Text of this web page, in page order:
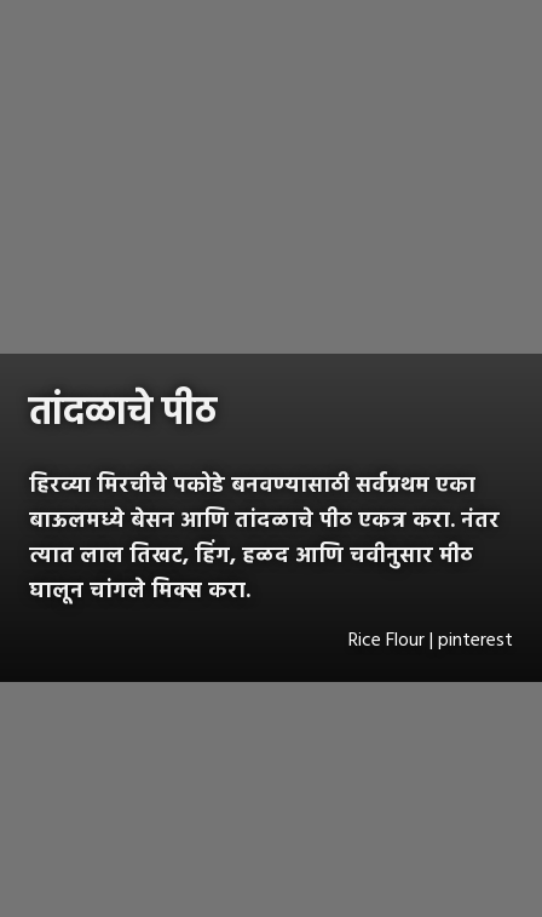
तांदळाचे पीठ
हिरव्या मिरचीचे पकोडे बनवण्यासाठी सर्वप्रथम एका
बाऊलमध्ये बेसन आणि तांदळाचे पीठ एकत्र करा. नंतर
त्यात लाल तिखट, हिंग, हळद आणि चवीनुसार मीठ
घालून चांगले मिक्स करा.
Rice Flour | pinterest